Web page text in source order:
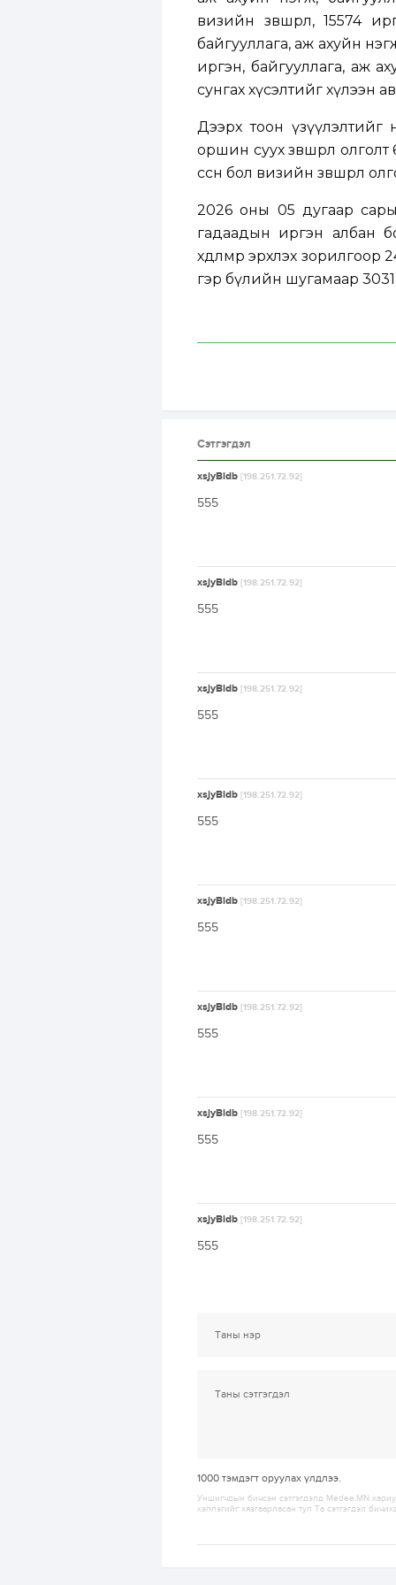
визийн зөвшөөрөл,
байгууллага, аж ахуйн
иргэн, байгууллага, аж
сунгах хүсэлтийг хүлээн
Дээрх тоон үзүүлэлтийг
оршин суух зөвшөөрөл
өссөн бол визийн зөвшөөрөл
2026 оны 05 дугаар
гадаадын иргэн албан
хөдөлмөр эрхлэх зорилгоор
гэр бүлийн шугамаар
Сэтгэгдэл
xsjyBldb [198.251.72.92]
555
xsjyBldb [198.251.72.92]
555
xsjyBldb [198.251.72.92]
555
xsjyBldb [198.251.72.92]
555
xsjyBldb [198.251.72.92]
555
xsjyBldb [198.251.72.92]
555
xsjyBldb [198.251.72.92]
555
xsjyBldb [198.251.72.92]
555
1000 тэмдэгт оруулах үлдлээ.
Уншигчдын бичсэн сэтгэгдэлд Medee.MN
хэллэгийг хязгаарласан тул Та сэтгэгдэл